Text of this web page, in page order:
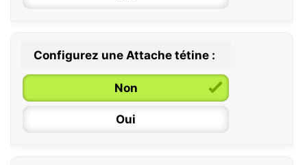
0 / 6 mois
6 / 36 mois
Configurez une Attache tétine :
Non
Oui